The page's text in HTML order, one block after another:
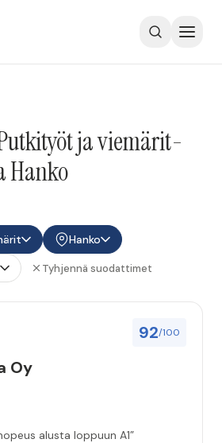
ja viemärit-
Hanko
Hanko
Tyhjennä suodattimet
92/100
Oy
alusta loppuun A1”